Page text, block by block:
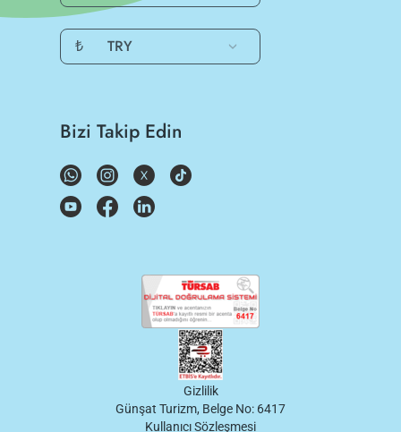
₺ TRY
Bizi Takip Edin
Gizlilik
Günşat Turizm, Belge No: 6417
Kullanıcı Sözleşmesi